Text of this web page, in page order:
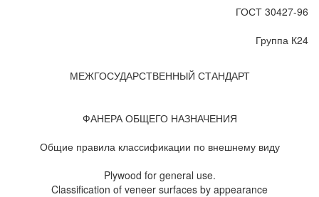
ГОСТ 30427-96
Группа К24
МЕЖГОСУДАРСТВЕННЫЙ СТАНДАРТ
ФАНЕРА ОБЩЕГО НАЗНАЧЕНИЯ
Общие правила классификации по внешнему виду
Plywood for general use.
Classification of veneer surfaces by appearance